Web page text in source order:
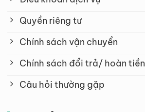
Quyền riêng tư
Chính sách vận chuyển
Chính sách đổi trả/ hoàn tiền
Câu hỏi thường gặp